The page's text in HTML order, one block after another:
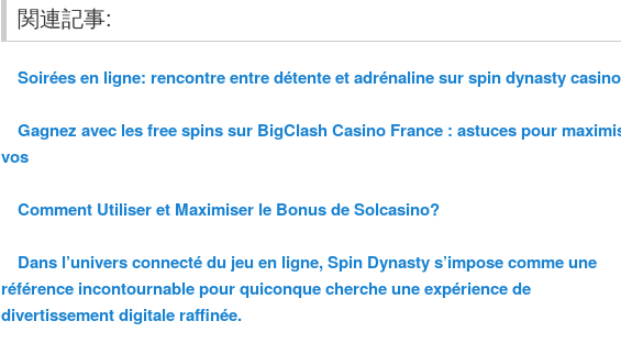
関連記事:
Soirées en ligne: rencontre entre détente et adrénaline sur spin dynasty casino
Gagnez avec les free spins sur BigClash Casino France : astuces pour
vos
Comment Utiliser et Maximiser le Bonus de Solcasino?
Dans l’univers connecté du jeu en ligne, Spin Dynasty s’impose comme une
référence incontournable pour quiconque cherche une expérience de
divertissement digitale raffinée.